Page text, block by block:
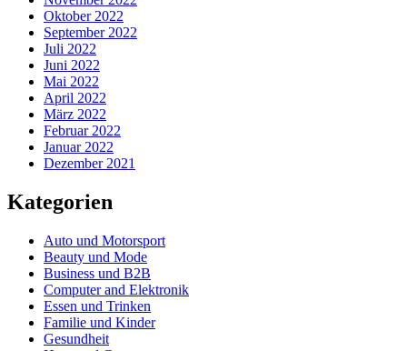
Oktober 2022
September 2022
Juli 2022
Juni 2022
Mai 2022
April 2022
März 2022
Februar 2022
Januar 2022
Dezember 2021
Kategorien
Auto und Motorsport
Beauty und Mode
Business und B2B
Computer and Elektronik
Essen und Trinken
Familie und Kinder
Gesundheit